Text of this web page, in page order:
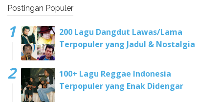
Postingan Populer
200 Lagu Dangdut Lawas/Lama
Terpopuler yang Jadul & Nostalgia
100+ Lagu Reggae Indonesia
Terpopuler yang Enak Didengar